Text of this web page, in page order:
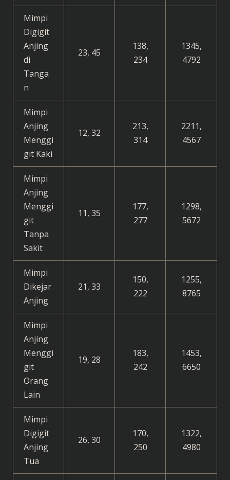
Mimpi
Digigit
Anjing
di
Tanga
n
23, 45
138,
234
1345,
4792
Mimpi
Anjing
Menggi
git Kaki
12, 32
213,
314
2211,
4567
Mimpi
Anjing
Menggi
git
Tanpa
Sakit
11, 35
177,
277
1298,
5672
Mimpi
Dikejar
Anjing
21, 33
150,
222
1255,
8765
Mimpi
Anjing
Menggi
git
Orang
Lain
19, 28
183,
242
1453,
6650
Mimpi
Digigit
Anjing
Tua
26, 30
170,
250
1322,
4980